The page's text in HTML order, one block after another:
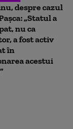
despre cazul
„Statul a
nu ca
a fost activ
în
acestui